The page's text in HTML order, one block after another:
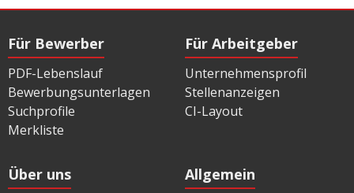
Für Bewerber
PDF-Lebenslauf
Bewerbungsunterlagen
Suchprofile
Merkliste
Für Arbeitgeber
Unternehmensprofil
Stellenanzeigen
CI-Layout
Über uns Allgemein